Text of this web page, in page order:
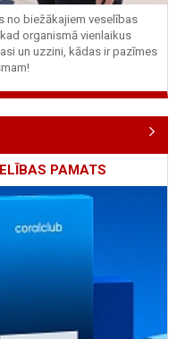
no biežākajiem veselības
organismā vienlaikus
un uzzini, kādas ir pazīmes
PAMATS